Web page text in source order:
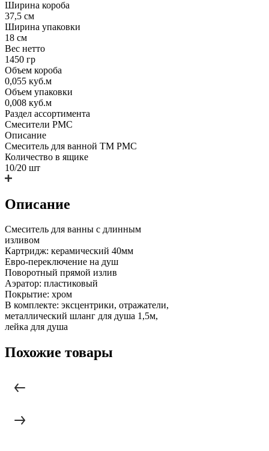
Ширина короба
37,5 см
Ширина упаковки
18 см
Вес нетто
1450 гр
Объем короба
0,055 куб.м
Объем упаковки
0,008 куб.м
Раздел ассортимента
Смесители РМС
Описание
Смеситель для ванной ТМ РМС
Количество в ящике
10/20 шт
Описание
Смеситель для ванны с длинным
изливом
Картридж: керамический 40мм
Евро-переключение на душ
Поворотный прямой излив
Аэратор: пластиковый
Покрытие: хром
В комплекте: эксцентрики, отражатели,
металлический шланг для душа 1,5м,
лейка для душа
Похожие товары